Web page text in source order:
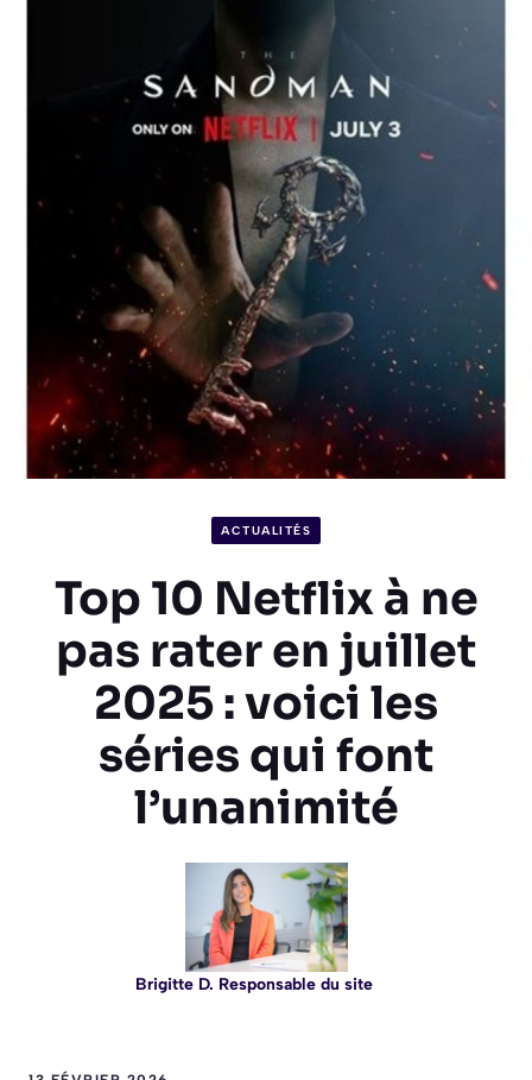
ACTUALITÉS
Top 10 Netflix à ne
pas rater en juillet
2025 : voici les
séries qui font
l’unanimité
Brigitte D. Responsable du site